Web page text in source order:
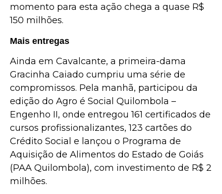
momento para esta ação chega a quase R$
150 milhões.
Mais entregas
Ainda em Cavalcante, a primeira-dama
Gracinha Caiado cumpriu uma série de
compromissos. Pela manhã, participou da
edição do Agro é Social Quilombola –
Engenho II, onde entregou 161 certificados de
cursos profissionalizantes, 123 cartões do
Crédito Social e lançou o Programa de
Aquisição de Alimentos do Estado de Goiás
(PAA Quilombola), com investimento de R$ 2
milhões.